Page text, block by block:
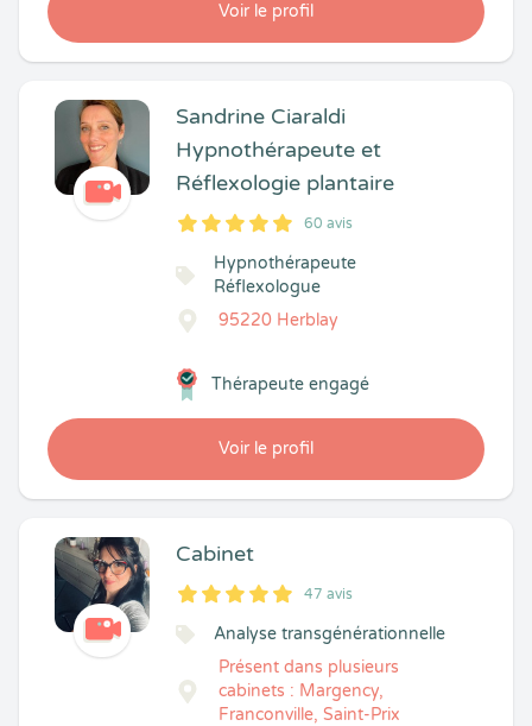
Voir le profil
Sandrine Ciaraldi
Hypnothérapeute et
Réflexologie plantaire
5
1
5
60 60 avis
Hypnothérapeute
Réflexologue
95220 Herblay
Voir le profil
Thérapeute engagé
Cabinet
5
1
5
47 47 avis
Analyse transgénérationnelle
Présent dans plusieurs
cabinets : Margency,
Franconville, Saint-Prix